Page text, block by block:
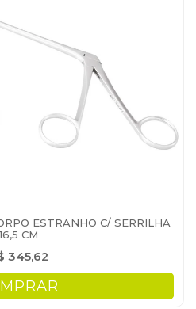
ESTRANHO C/ SERRILHA
CM
345,62